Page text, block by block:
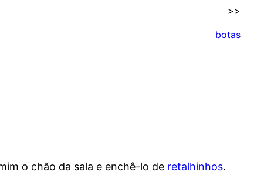
>>
botas
o chão da sala e enchê-lo de retalhinhos.